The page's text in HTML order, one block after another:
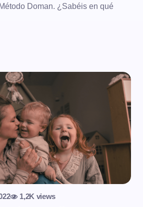
Doman. ¿Sabéis en qué
1,2K views